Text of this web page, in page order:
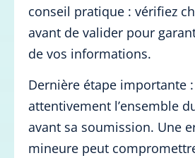
conseil pratique : vérifiez
avant de valider pour
de vos informations.
Dernière étape importante
attentivement l’ensemble
avant sa soumission. Une
mineure peut